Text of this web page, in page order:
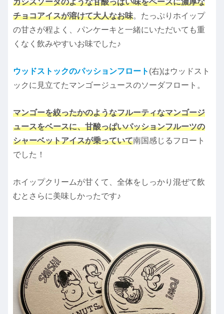
チョコアイスが溶けて大人なお味。たっぷりホイップ
の甘さが程よく、パンケーキと一緒にいただいても重
くなく飲みやすいお味でした♪
ウッドストックのパッションフロート (右)はウッドスト
ックに見立てたマンゴージュースのソーダフロート。
マンゴーを絞ったかのようなフルーティなマンゴージ
ュースをベースに、甘酸っぱいパッションフルーツの
シャーベットアイスが乗っていて南国感じるフロート
でした！
ホイップクリームが甘くて、全体をしっかり混ぜて飲
むとさらに美味しかったです♪